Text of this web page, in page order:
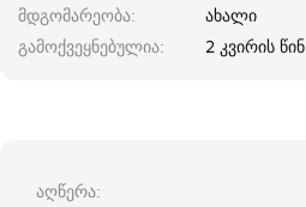
მდგომარეობა
ახალი
გამოქვეყნებულია
2 კვირის წინ
აღწერა